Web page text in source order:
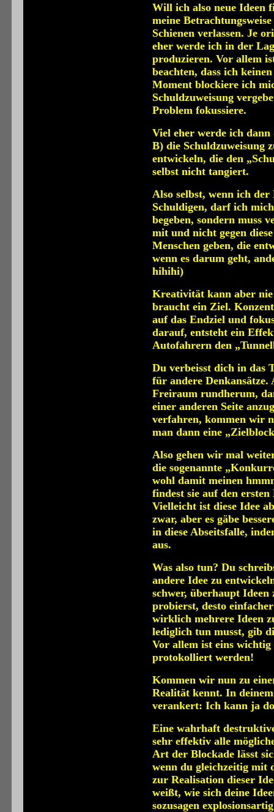
Will ich also neue Ideen
meine
Schienen verlassen. Je
eher werde ich in der
produzieren. Vor allem
beachten, dass ich
Moment blockiere ich
Schuldzuweisung
Problem fokussiere.
Viel eher werde ich
B) die Schuldzuweisung
entwickeln, die den
selbst nicht tangiert.
Also selbst, wenn ich
Schuldigen, darf ich
begeben, sondern muss
mit und nicht gegen
Menschen geben, die
wenn es darum geht,
hihihi)
Kreativität kann aber
braucht ein Ziel.
auf das Endziel und
darauf, entsteht ein
Autofahrern den
Du verbeisst dich in das
für andere Denkansätze.
Freiraum rundherum,
einer anderen Seite
verfahren, kommen wir
man dann eine
Also gehen wir mal
die sogenannte
wohl damit meinen
findest sie auf den
Vielleicht ist diese Idee
zwar, aber es gäbe
in diese Abseitsfalle,
aus.
Was also tun? Du
andere Idee zu
schwer, überhaupt
probierst, desto
wirklich mehrere Ideen
lediglich tun musst, gib
Vor allem ist eins
protokolliert werden!
Kommen wir nun zu
Realität kennt. In
verankert: Ich kann ja
Eine wahrhaft
sehr effektiv alle
Art der Blockade lässt
wenn du gleichzeitig mit
zur Realisation dieser
weißt, wie sich deine
sozusagen